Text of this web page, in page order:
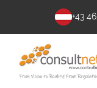
+43